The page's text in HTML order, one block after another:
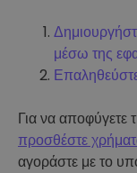
μέσω της
Για να αποφύγετε
προσθέστε
αγοράστε με το